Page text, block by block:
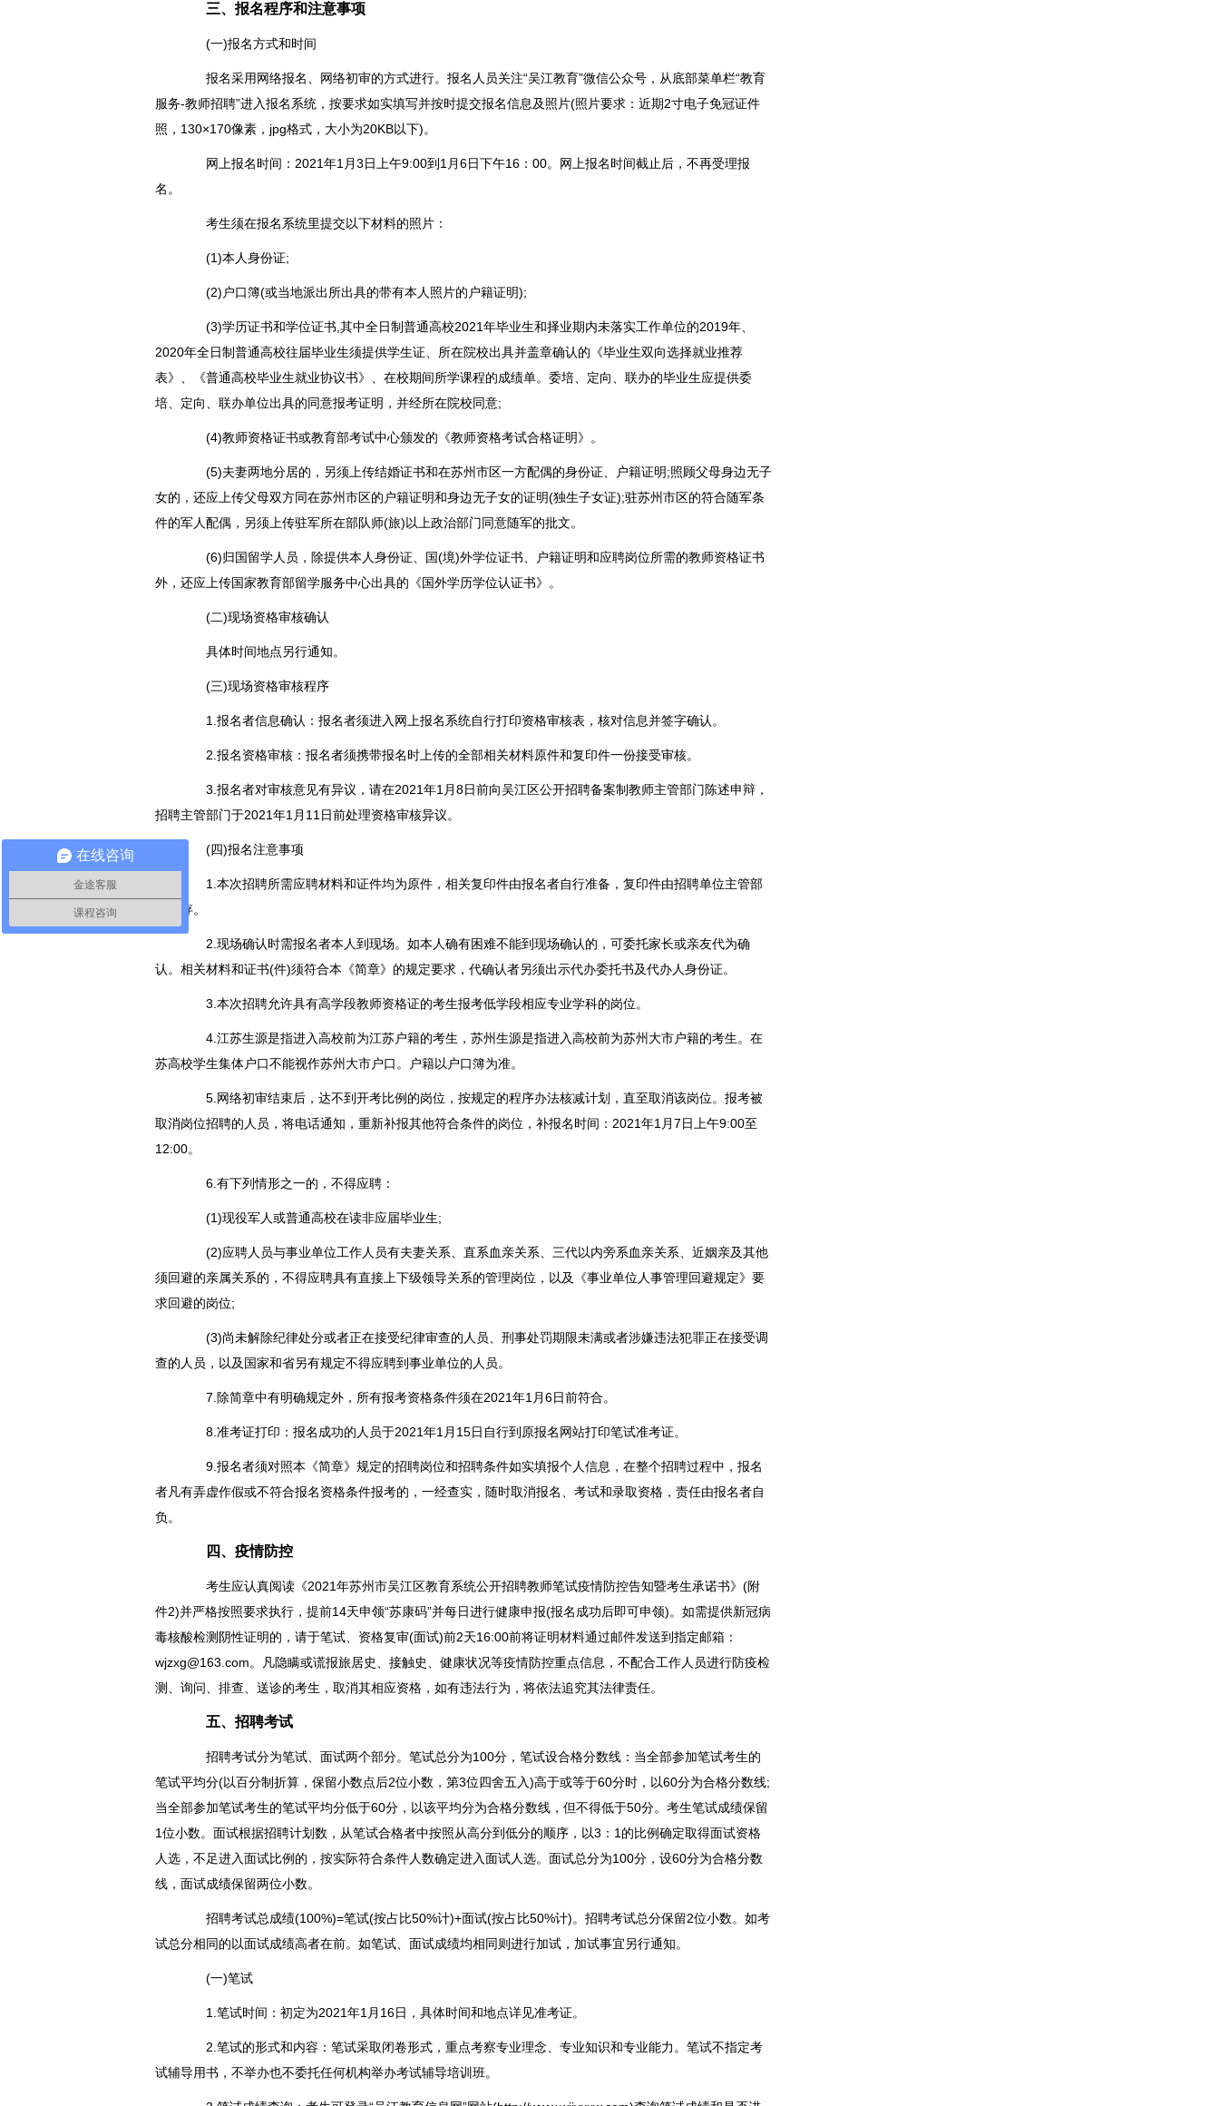
三、报名程序和注意事项
(一)报名方式和时间
报名采用网络报名、网络初审的方式进行。报名人员关注“吴江教育”微信公众号，从底部菜单栏“教育
服务-教师招聘”进入报名系统，按要求如实填写并按时提交报名信息及照片(照片要求：近期2寸电子免冠证件
照，130×170像素，jpg格式，大小为20KB以下)。
网上报名时间：2021年1月3日上午9:00到1月6日下午16：00。网上报名时间截止后，不再受理报
名。
考生须在报名系统里提交以下材料的照片：
(1)本人身份证;
(2)户口簿(或当地派出所出具的带有本人照片的户籍证明);
(3)学历证书和学位证书,其中全日制普通高校2021年毕业生和择业期内未落实工作单位的2019年、
2020年全日制普通高校往届毕业生须提供学生证、所在院校出具并盖章确认的《毕业生双向选择就业推荐
表》、《普通高校毕业生就业协议书》、在校期间所学课程的成绩单。委培、定向、联办的毕业生应提供委
培、定向、联办单位出具的同意报考证明，并经所在院校同意;
(4)教师资格证书或教育部考试中心颁发的《教师资格考试合格证明》。
(5)夫妻两地分居的，另须上传结婚证书和在苏州市区一方配偶的身份证、户籍证明;照顾父母身边无子
女的，还应上传父母双方同在苏州市区的户籍证明和身边无子女的证明(独生子女证);驻苏州市区的符合随军条
件的军人配偶，另须上传驻军所在部队师(旅)以上政治部门同意随军的批文。
(6)归国留学人员，除提供本人身份证、国(境)外学位证书、户籍证明和应聘岗位所需的教师资格证书
外，还应上传国家教育部留学服务中心出具的《国外学历学位认证书》。
(二)现场资格审核确认
具体时间地点另行通知。
(三)现场资格审核程序
1.报名者信息确认：报名者须进入网上报名系统自行打印资格审核表，核对信息并签字确认。
2.报名资格审核：报名者须携带报名时上传的全部相关材料原件和复印件一份接受审核。
3.报名者对审核意见有异议，请在2021年1月8日前向吴江区公开招聘备案制教师主管部门陈述申辩，
招聘主管部门于2021年1月11日前处理资格审核异议。
(四)报名注意事项
1.本次招聘所需应聘材料和证件均为原件，相关复印件由报名者自行准备，复印件由招聘单位主管部
门留存。
2.现场确认时需报名者本人到现场。如本人确有困难不能到现场确认的，可委托家长或亲友代为确
认。相关材料和证书(件)须符合本《简章》的规定要求，代确认者另须出示代办委托书及代办人身份证。
3.本次招聘允许具有高学段教师资格证的考生报考低学段相应专业学科的岗位。
4.江苏生源是指进入高校前为江苏户籍的考生，苏州生源是指进入高校前为苏州大市户籍的考生。在
苏高校学生集体户口不能视作苏州大市户口。户籍以户口簿为准。
5.网络初审结束后，达不到开考比例的岗位，按规定的程序办法核减计划，直至取消该岗位。报考被
取消岗位招聘的人员，将电话通知，重新补报其他符合条件的岗位，补报名时间：2021年1月7日上午9:00至
12:00。
6.有下列情形之一的，不得应聘：
(1)现役军人或普通高校在读非应届毕业生;
(2)应聘人员与事业单位工作人员有夫妻关系、直系血亲关系、三代以内旁系血亲关系、近姻亲及其他
须回避的亲属关系的，不得应聘具有直接上下级领导关系的管理岗位，以及《事业单位人事管理回避规定》要
求回避的岗位;
(3)尚未解除纪律处分或者正在接受纪律审查的人员、刑事处罚期限未满或者涉嫌违法犯罪正在接受调
查的人员，以及国家和省另有规定不得应聘到事业单位的人员。
7.除简章中有明确规定外，所有报考资格条件须在2021年1月6日前符合。
8.准考证打印：报名成功的人员于2021年1月15日自行到原报名网站打印笔试准考证。
9.报名者须对照本《简章》规定的招聘岗位和招聘条件如实填报个人信息，在整个招聘过程中，报名
者凡有弄虚作假或不符合报名资格条件报考的，一经查实，随时取消报名、考试和录取资格，责任由报名者自
负。
四、疫情防控
考生应认真阅读《2021年苏州市吴江区教育系统公开招聘教师笔试疫情防控告知暨考生承诺书》(附
件2)并严格按照要求执行，提前14天申领“苏康码”并每日进行健康申报(报名成功后即可申领)。如需提供新冠病
毒核酸检测阴性证明的，请于笔试、资格复审(面试)前2天16:00前将证明材料通过邮件发送到指定邮箱：
wjzxg@163.com。凡隐瞒或谎报旅居史、接触史、健康状况等疫情防控重点信息，不配合工作人员进行防疫检
测、询问、排查、送诊的考生，取消其相应资格，如有违法行为，将依法追究其法律责任。
五、招聘考试
招聘考试分为笔试、面试两个部分。笔试总分为100分，笔试设合格分数线：当全部参加笔试考生的
笔试平均分(以百分制折算，保留小数点后2位小数，第3位四舍五入)高于或等于60分时，以60分为合格分数线;
当全部参加笔试考生的笔试平均分低于60分，以该平均分为合格分数线，但不得低于50分。考生笔试成绩保留
1位小数。面试根据招聘计划数，从笔试合格者中按照从高分到低分的顺序，以3：1的比例确定取得面试资格
人选，不足进入面试比例的，按实际符合条件人数确定进入面试人选。面试总分为100分，设60分为合格分数
线，面试成绩保留两位小数。
招聘考试总成绩(100%)=笔试(按占比50%计)+面试(按占比50%计)。招聘考试总分保留2位小数。如考
试总分相同的以面试成绩高者在前。如笔试、面试成绩均相同则进行加试，加试事宜另行通知。
(一)笔试
1.笔试时间：初定为2021年1月16日，具体时间和地点详见准考证。
2.笔试的形式和内容：笔试采取闭卷形式，重点考察专业理念、专业知识和专业能力。笔试不指定考
试辅导用书，不举办也不委托任何机构举办考试辅导培训班。
在线咨询
金途客服
课程咨询